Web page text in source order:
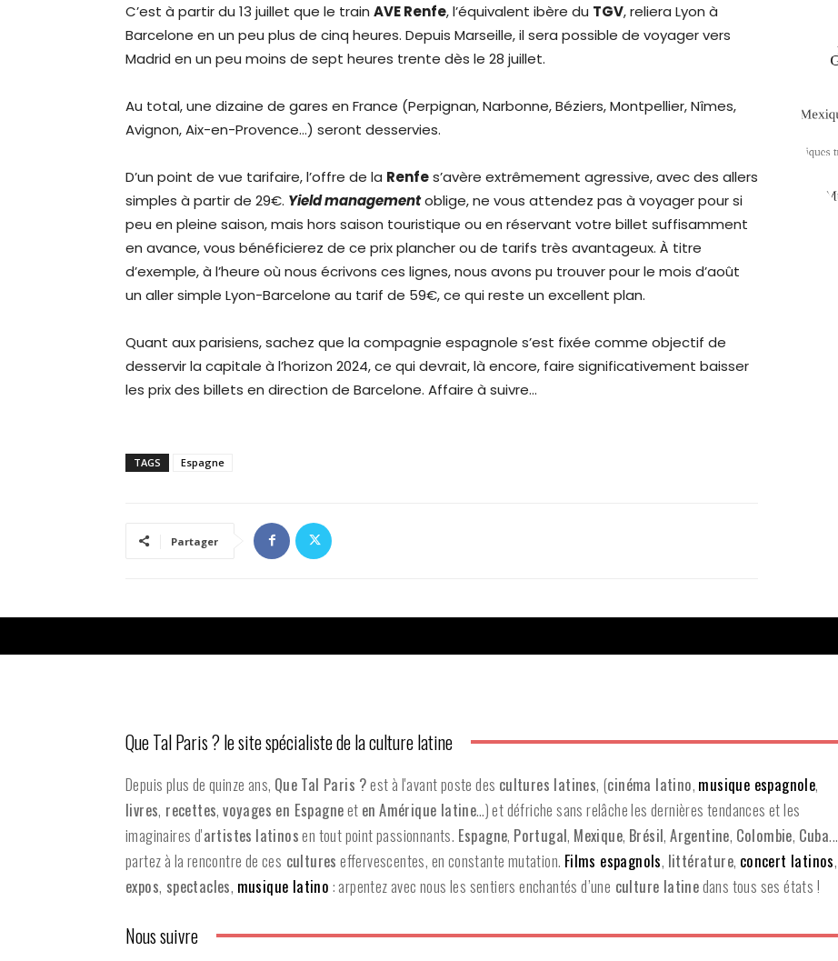
C’est à partir du 13 juillet que le train AVE Renfe, l’équivalent ibère du TGV, reliera Lyon à
Barcelone en un peu plus de cinq heures. Depuis Marseille, il sera possible de voyager vers
Madrid en un peu moins de sept heures trente dès le 28 juillet.
Au total, une dizaine de gares en France (Perpignan, Narbonne, Béziers, Montpellier, Nîmes,
Avignon, Aix-en-Provence…) seront desservies.
D’un point de vue tarifaire, l’offre de la Renfes’avère extrêmement agressive, avec des allers
simples à partir de 29€. Yield managementoblige, ne vous attendez pas à voyager pour si
peu en pleine saison, mais hors saison touristique ou en réservant votre billet suffisamment
en avance, vous bénéficierez de ce prix plancher ou de tarifs très avantageux. À titre
d’exemple, à l’heure où nous écrivons ces lignes, nous avons pu trouver pour le mois d’août
un aller simple Lyon-Barcelone au tarif de 59€, ce qui reste un excellent plan.
Quant aux parisiens, sachez que la compagnie espagnole s’est fixée comme objectif de
desservir la capitale à l’horizon 2024, ce qui devrait, là encore, faire significativement baisser
les prix des billets en direction de Barcelone. Affaire à suivre…
TAGS Espagne
Partager
Que Tal Paris ? le site spécialiste de la culture latine
Depuis plus de quinze ans, Que Tal Paris ?est à l'avant poste des cultures latines, (cinéma latino, musique espagnole,
livres, recettes,voyages en Espagneet en Amérique latine…) et défriche sans relâche les dernières tendances et les
imaginaires d'artistes latinosen tout point passionnants. Espagne, Portugal, Mexique, Brésil,Argentine, Colombie, Cuba...
partez à la rencontre de ces cultures effervescentes, en constante mutation. Films espagnols, littérature, concert latinos,
expos, spectacles, musique latino : arpentez avec nous les sentiers enchantés d’une culture latinedans tous ses états !
Nous suivre